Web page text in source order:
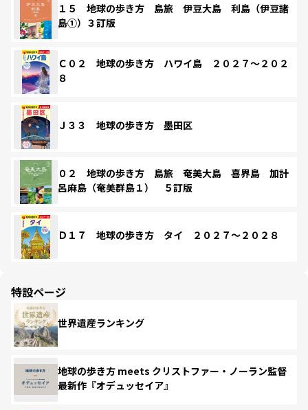
１５ 地球の歩き方 島旅 伊豆大島 利島（伊豆諸
島①）３訂版
Ｃ０２ 地球の歩き方 ハワイ島 ２０２７～２０２
８
Ｊ３３ 地球の歩き方 墨田区
０２ 地球の歩き方 島旅 奄美大島 喜界島 加計
呂麻島（奄美群島１） ５訂版
Ｄ１７ 地球の歩き方 タイ ２０２７～２０２８
特設ページ
世界遺産ランキング
地球の歩き方 meets クリストファー・ノーラン監督
最新作『オデュッセイア』